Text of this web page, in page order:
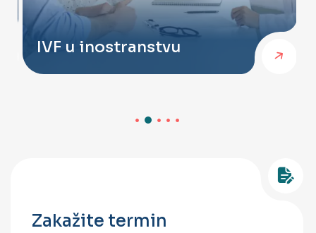
IVF u inostranstvu
Zakažite termin